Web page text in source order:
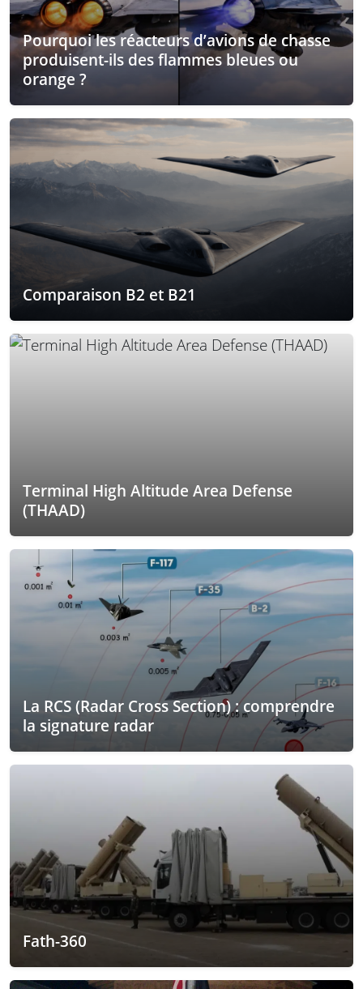
Pourquoi les réacteurs d’avions de chasse
produisent-ils des flammes bleues ou
orange ?
Comparaison B2 et B21
Terminal High Altitude Area Defense
(THAAD)
La RCS (Radar Cross Section) : comprendre
la signature radar
Fath-360